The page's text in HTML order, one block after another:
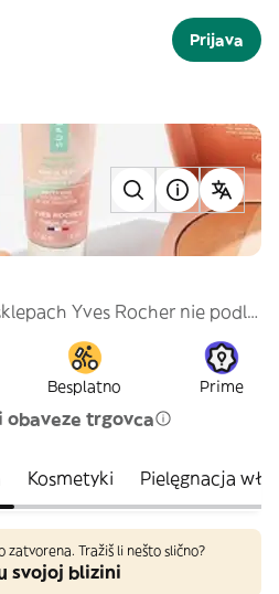
Prijava
Produkty zakupione w sklepach Yves Rocher nie podlegają zwrotowi ani wymianie. Do każdego zamówienia zostanie doliczona opłata za torbę: Mała 2zł, Duża 2,5 zł
Besplatno Prime
obaveze trgovca
Kosmetyki Pielęgnacja
Tražiš li nešto slično?
svojoj blizini